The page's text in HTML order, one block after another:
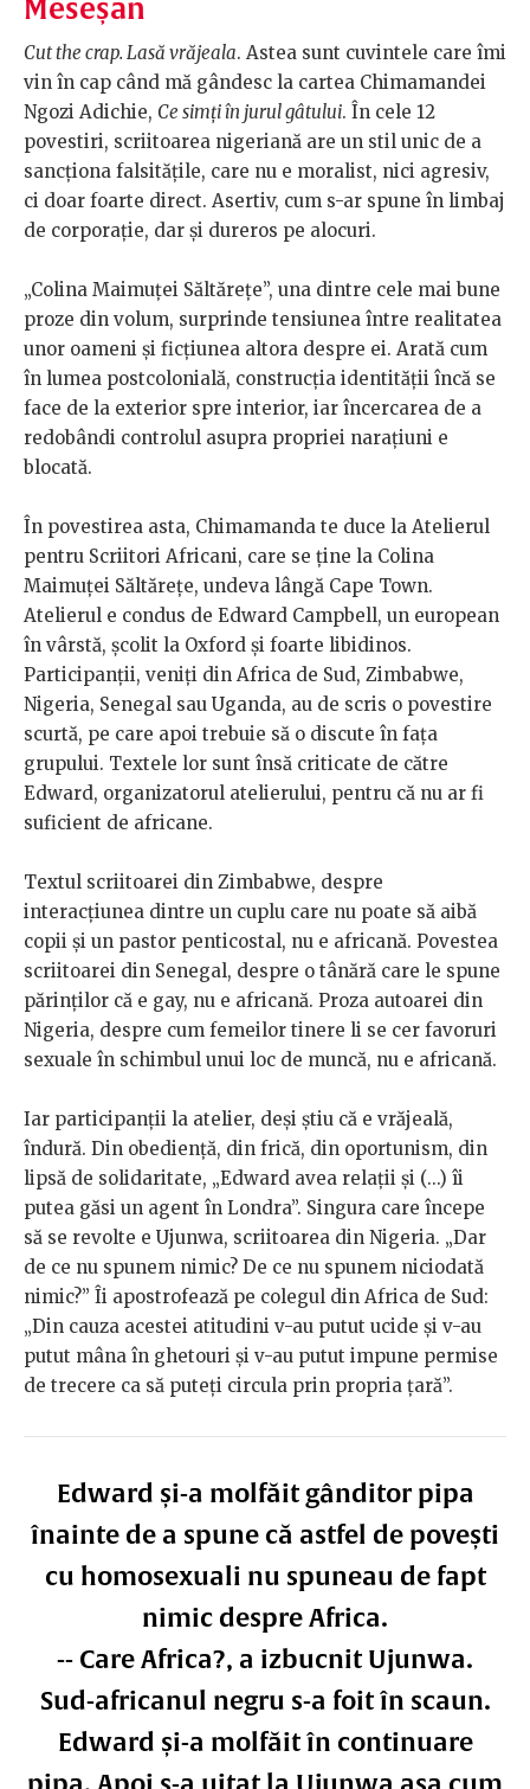
Meseșan
Cut the crap. Lasă vrăjeala. Astea sunt cuvintele care îmi
vin în cap când mă gândesc la cartea Chimamandei
Ngozi Adichie, Ce simți în jurul gâtului. În cele 12
povestiri, scriitoarea nigeriană are un stil unic de a
sancționa falsitățile, care nu e moralist, nici agresiv,
ci doar foarte direct. Asertiv, cum s-ar spune în limbaj
de corporație, dar și dureros pe alocuri.
„Colina Maimuței Săltărețe”, una dintre cele mai bune
proze din volum, surprinde tensiunea între realitatea
unor oameni și ficțiunea altora despre ei. Arată cum
în lumea postcolonială, construcția identității încă se
face de la exterior spre interior, iar încercarea de a
redobândi controlul asupra propriei narațiuni e
blocată.
În povestirea asta, Chimamanda te duce la Atelierul
pentru Scriitori Africani, care se ține la Colina
Maimuței Săltărețe, undeva lângă Cape Town.
Atelierul e condus de Edward Campbell, un european
în vârstă, școlit la Oxford și foarte libidinos.
Participanții, veniți din Africa de Sud, Zimbabwe,
Nigeria, Senegal sau Uganda, au de scris o povestire
scurtă, pe care apoi trebuie să o discute în fața
grupului. Textele lor sunt însă criticate de către
Edward, organizatorul atelierului, pentru că nu ar fi
suficient de africane.
Textul scriitoarei din Zimbabwe, despre
interacțiunea dintre un cuplu care nu poate să aibă
copii și un pastor penticostal, nu e africană. Povestea
scriitoarei din Senegal, despre o tânără care le spune
părinților că e gay, nu e africană. Proza autoarei din
Nigeria, despre cum femeilor tinere li se cer favoruri
sexuale în schimbul unui loc de muncă, nu e africană.
Iar participanții la atelier, deși știu că e vrăjeală,
îndură. Din obediență, din frică, din oportunism, din
lipsă de solidaritate, „Edward avea relații și (...) îi
putea găsi un agent în Londra”. Singura care începe
să se revolte e Ujunwa, scriitoarea din Nigeria. „Dar
de ce nu spunem nimic? De ce nu spunem niciodată
nimic?” Îi apostrofează pe colegul din Africa de Sud:
„Din cauza acestei atitudini v-au putut ucide și v-au
putut mâna în ghetouri și v-au putut impune permise
de trecere ca să puteți circula prin propria țară”.
Edward și-a molfăit gânditor pipa
înainte de a spune că astfel de povești
cu homosexuali nu spuneau de fapt
nimic despre Africa.
-- Care Africa?, a izbucnit Ujunwa.
Sud-africanul negru s-a foit în scaun.
Edward și-a molfăit în continuare